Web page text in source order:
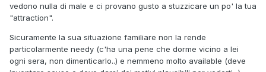
vedono nulla di male e ci provano gusto a stuzzicare un po' la tua
"attraction".
Sicuramente la sua situazione familiare non la rende
particolarmente needy (c'ha una pene che dorme vicino a lei
ogni sera, non dimenticarlo..) e nemmeno molto available (deve